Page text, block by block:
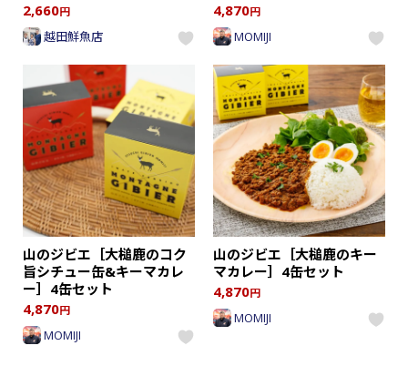
2,660円
越田鮮魚店
4,870円
MOMIJI
山のジビエ［大槌鹿のコク
旨シチュー缶&キーマカレ
ー］4缶セット
4,870円
MOMIJI
山のジビエ［大槌鹿のキー
マカレー］4缶セット
4,870円
MOMIJI